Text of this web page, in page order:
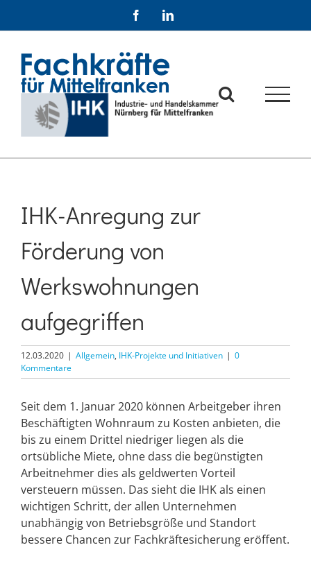
FacebookLinkedIn
IHK-Anregung zur
Förderung von
Werkswohnungen
aufgegriffen
12.03.2020 | Allgemein, IHK-Projekte und Initiativen | 0
Kommentare
Seit dem 1. Januar 2020 können Arbeitgeber ihren
Beschäftigten Wohnraum zu Kosten anbieten, die
bis zu einem Drittel niedriger liegen als die
ortsübliche Miete, ohne dass die begünstigten
Arbeitnehmer dies als geldwerten Vorteil
versteuern müssen. Das sieht die IHK als einen
wichtigen Schritt, der allen Unternehmen
unabhängig von Betriebsgröße und Standort
bessere Chancen zur Fachkräftesicherung eröffent.